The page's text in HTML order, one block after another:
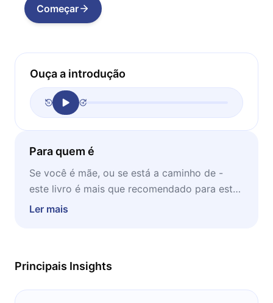
Começar
Ouça a introdução
Para quem é
Se você é mãe, ou se está a caminho de -
este livro é mais que recomendado para este
momento. Ideal para que você tenha melhor
Ler mais
Principais Insights